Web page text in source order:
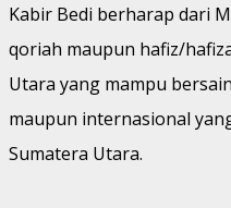
Kabir Bedi berharap dari
qoriah maupun hafiz/
Utara yang mampu
maupun internasional
Sumatera Utara.